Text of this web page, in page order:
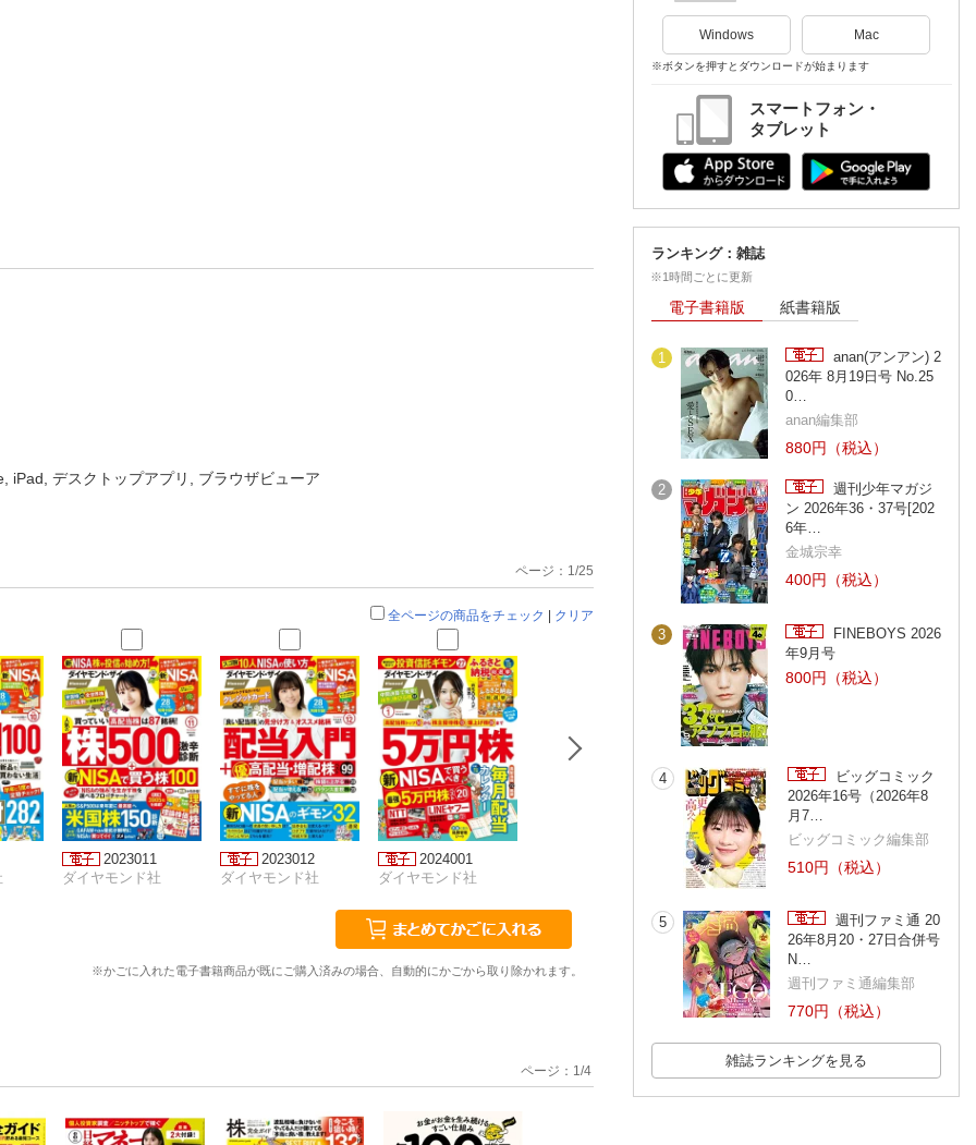
iPad, デスクトップアプリ, ブラウザビューア
ページ：1/25
全ページの商品をチェック | クリア
2023011
ダイヤモンド社
2023012
ダイヤモンド社
2024001
ダイヤモンド社
2024003
ダイヤモンド社
ダイヤモンド社
※かごに入れた電子書籍商品が既にご購入済みの場合、自動的にかごから取り除かれます。
ページ： 1 /4
Windows Mac
※ボタンを押すとダウンロードが始まります
スマートフォン・
タブレット
ランキング：雑誌
※1時間ごとに更新
電子書籍版 紙書籍版
1
anan(アンアン) 2
026年 8月19日号 No.25
0…
anan編集部
880円（税込）
2
週刊少年マガジ
ン 2026年36・37号[202
6年…
金城宗幸
400円（税込）
3
FINEBOYS 2026
年9月号
800円（税込）
4
ビッグコミック
2026年16号（2026年8
月7…
ビッグコミック編集部
510円（税込）
5
週刊ファミ通 20
26年8月20・27日合併号
N…
週刊ファミ通編集部
770円（税込）
雑誌ランキングを見る